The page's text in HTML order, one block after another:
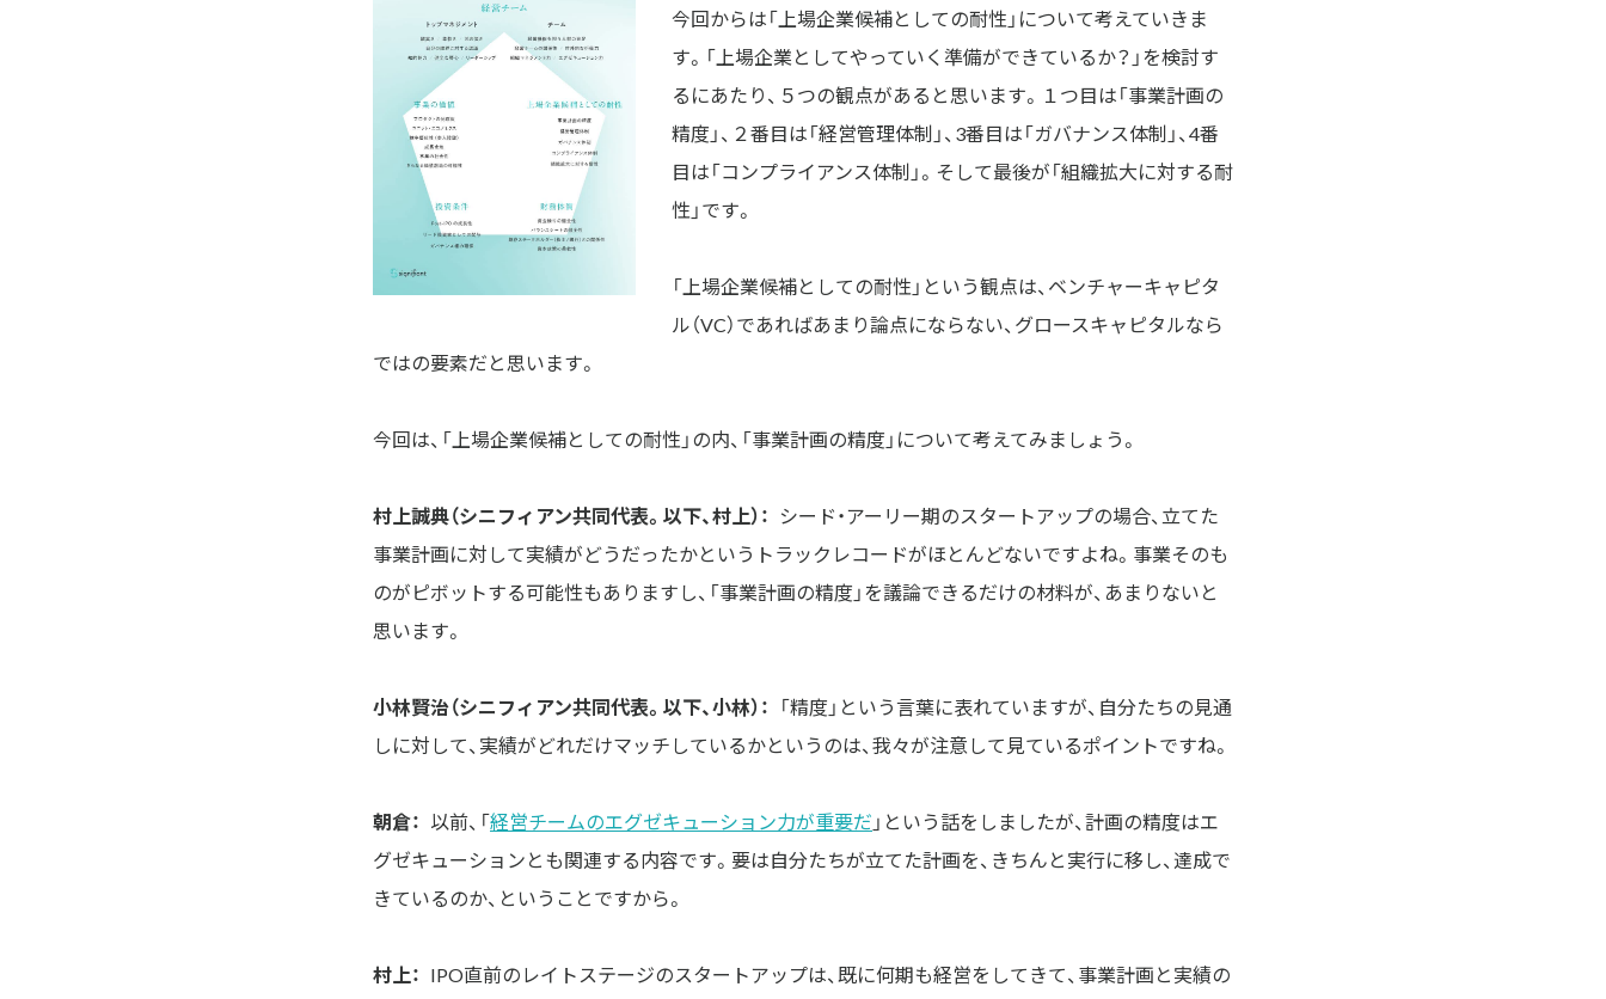
今回からは「上場企業候補としての耐性」について考えていきま
す。「上場企業としてやっていく準備ができているか？」を検討す
るにあたり、５つの観点があると思います。１つ目は「事業計画の
精度」、２番目は「経営管理体制」、3番目は「ガバナンス体制」、4番
目は「コンプライアンス体制」。そして最後が「組織拡大に対する耐
性」です。
「上場企業候補としての耐性」という観点は、ベンチャーキャピタ
ル（VC）であればあまり論点にならない、グロースキャピタルなら
ではの要素だと思います。
今回は、「上場企業候補としての耐性」の内、「事業計画の精度」について考えてみましょう。
村上誠典（シニフィアン共同代表。以下、村上）：
シード・アーリー期のスタートアップの場合、立てた
事業計画に対して実績がどうだったかというトラックレコードがほとんどないですよね。事業そのも
のがピボットする可能性もありますし、「事業計画の精度」を議論できるだけの材料が、あまりないと
思います。
小林賢治（シニフィアン共同代表。以下、小林）：
「精度」という言葉に表れていますが、自分たちの見通
しに対して、実績がどれだけマッチしているかというのは、我々が注意して見ているポイントですね。
朝倉： 以前、「経営チームのエグゼキューション力が重要だ 」という話をしましたが、計画の精度はエ
グゼキューションとも関連する内容です。要は自分たちが立てた計画を、きちんと実行に移し、達成で
きているのか、ということですから。
村上： IPO直前のレイトステージのスタートアップは、既に何期も経営をしてきて、事業計画と実績の